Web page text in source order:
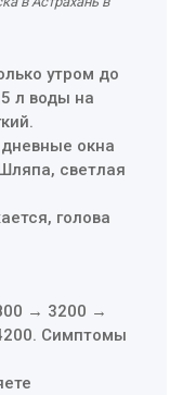
утром до
л воды на
окна
светлая
голова
→ 3200 →
Симптомы